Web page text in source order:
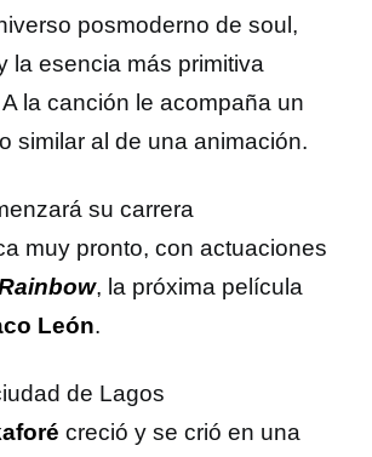
posmoderno de soul,
la esencia más primitiva
A la canción le acompaña un
similar al de una animación.
su carrera
muy pronto, con actuaciones
, la próxima película
León.
de Lagos
creció y se crió en una